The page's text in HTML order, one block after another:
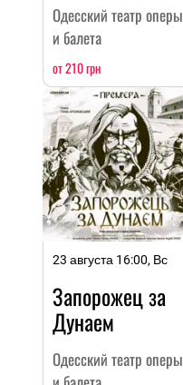
Одесский театр оперы
и балета
от 210 грн
23 августа 16:00, Вс
Запорожец за
Дунаем
Одесский театр оперы